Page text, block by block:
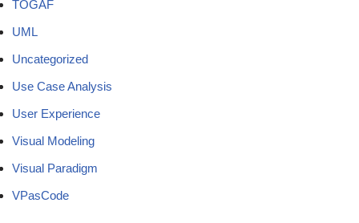
TOGAF
UML
Uncategorized
Use Case Analysis
User Experience
Visual Modeling
Visual Paradigm
VPasCode